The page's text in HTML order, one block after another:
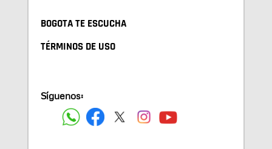
BOGOTA TE ESCUCHA
TÉRMINOS DE USO
Síguenos: